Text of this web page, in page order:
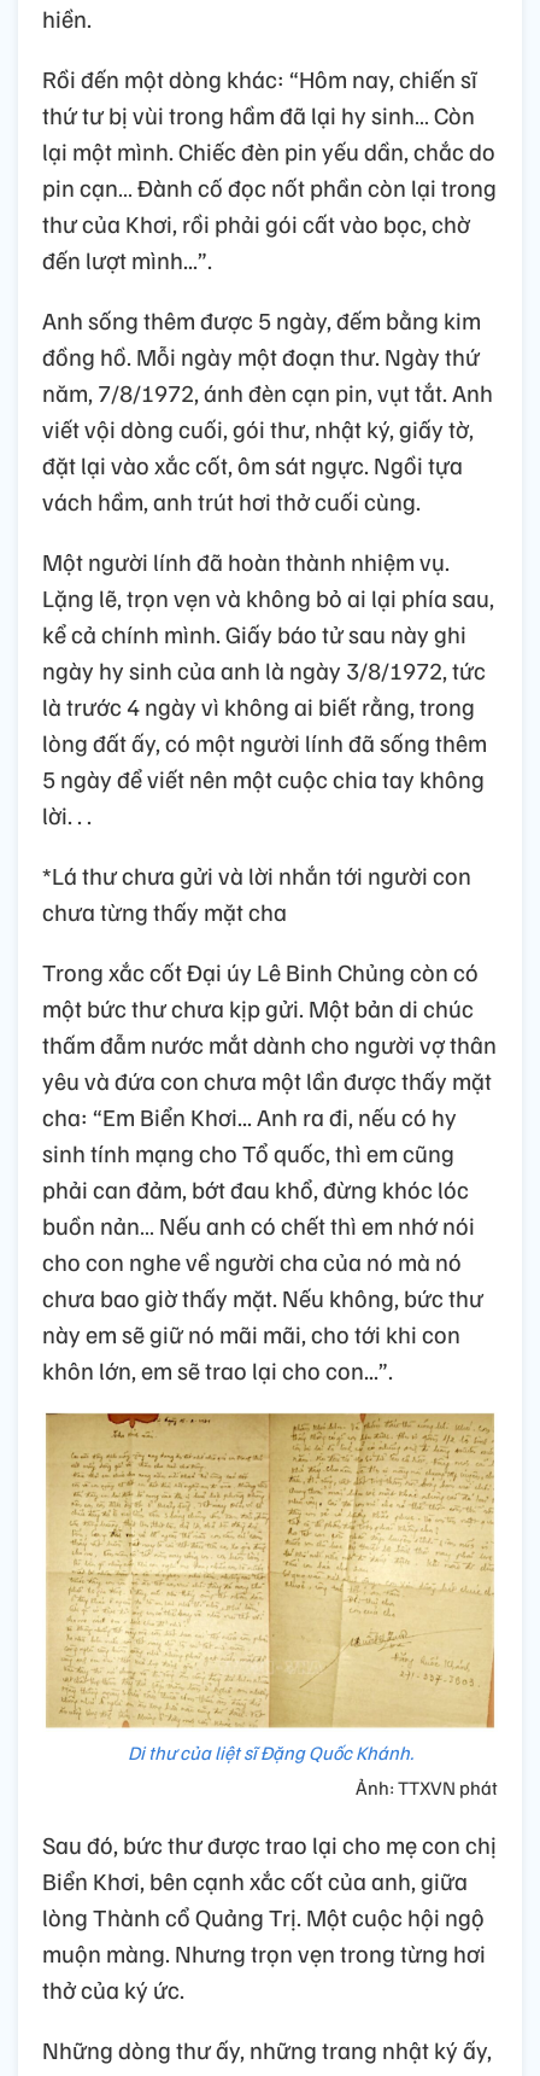
hiền.
Rồi đến một dòng khác: “Hôm nay, chiến sĩ
thứ tư bị vùi trong hầm đã lại hy sinh… Còn
lại một mình. Chiếc đèn pin yếu dần, chắc do
pin cạn… Đành cố đọc nốt phần còn lại trong
thư của Khơi, rồi phải gói cất vào bọc, chờ
đến lượt mình...”.
Anh sống thêm được 5 ngày, đếm bằng kim
đồng hồ. Mỗi ngày một đoạn thư. Ngày thứ
năm, 7/8/1972, ánh đèn cạn pin, vụt tắt. Anh
viết vội dòng cuối, gói thư, nhật ký, giấy tờ,
đặt lại vào xắc cốt, ôm sát ngực. Ngồi tựa
vách hầm, anh trút hơi thở cuối cùng.
Một người lính đã hoàn thành nhiệm vụ.
Lặng lẽ, trọn vẹn và không bỏ ai lại phía sau,
kể cả chính mình. Giấy báo tử sau này ghi
ngày hy sinh của anh là ngày 3/8/1972, tức
là trước 4 ngày vì không ai biết rằng, trong
lòng đất ấy, có một người lính đã sống thêm
5 ngày để viết nên một cuộc chia tay không
lời. . .
*Lá thư chưa gửi và lời nhắn tới người con
chưa từng thấy mặt cha
Trong xắc cốt Đại úy Lê Binh Chủng còn có
một bức thư chưa kịp gửi. Một bản di chúc
thấm đẫm nước mắt dành cho người vợ thân
yêu và đứa con chưa một lần được thấy mặt
cha: “Em Biển Khơi... Anh ra đi, nếu có hy
sinh tính mạng cho Tổ quốc, thì em cũng
phải can đảm, bớt đau khổ, đừng khóc lóc
buồn nản… Nếu anh có chết thì em nhớ nói
cho con nghe về người cha của nó mà nó
chưa bao giờ thấy mặt. Nếu không, bức thư
này em sẽ giữ nó mãi mãi, cho tới khi con
khôn lớn, em sẽ trao lại cho con...”.
Di thư của liệt sĩ Đặng Quốc Khánh.
Ảnh: TTXVN phát
Sau đó, bức thư được trao lại cho mẹ con chị
Biển Khơi, bên cạnh xắc cốt của anh, giữa
lòng Thành cổ Quảng Trị. Một cuộc hội ngộ
muộn màng. Nhưng trọn vẹn trong từng hơi
thở của ký ức.
Những dòng thư ấy, những trang nhật ký ấy,